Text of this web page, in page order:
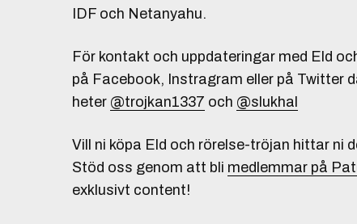
IDF och Netanyahu.
För kontakt och uppdateringar med Eld
på Facebook, Instragram eller på Twitter
heter @trojkan1337 och @slukhal
Vill ni köpa Eld och rörelse-tröjan hittar ni
Stöd oss genom att bli medlemmar på
exklusivt content!